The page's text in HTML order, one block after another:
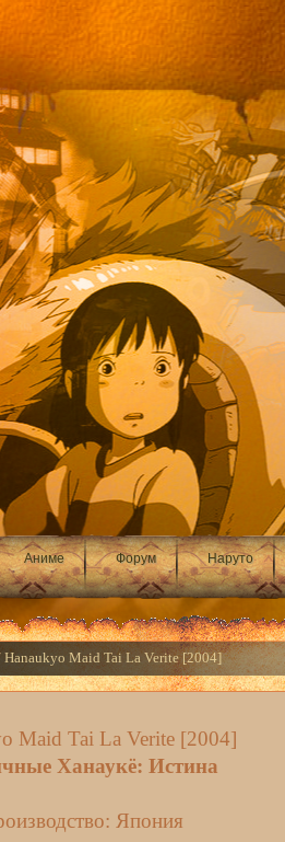
Аниме Форум Наруто
Maid Tai La Verite [2004]
Maid Tai La Verite [2004]
Ханаукё: Истина
Япония